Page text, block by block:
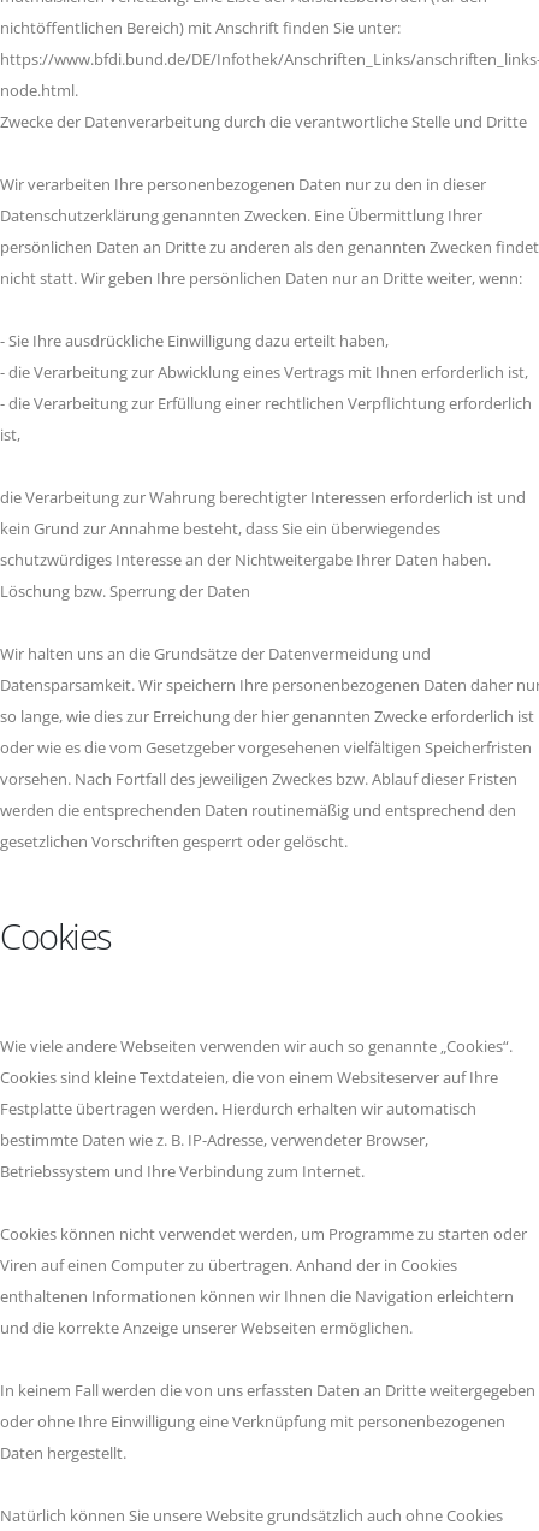
nichtöffentlichen Bereich) mit Anschrift finden Sie unter:
https://www.bfdi.bund.de/DE/Infothek/Anschriften_Links/
node.html.
Zwecke der Datenverarbeitung durch die verantwortliche Stelle und Dritte
Wir verarbeiten Ihre personenbezogenen Daten nur zu den in dieser
Datenschutzerklärung genannten Zwecken. Eine Übermittlung Ihrer
persönlichen Daten an Dritte zu anderen als den genannten Zwecken findet
nicht statt. Wir geben Ihre persönlichen Daten nur an Dritte weiter, wenn:
- Sie Ihre ausdrückliche Einwilligung dazu erteilt haben,
- die Verarbeitung zur Abwicklung eines Vertrags mit Ihnen erforderlich ist,
- die Verarbeitung zur Erfüllung einer rechtlichen Verpflichtung erforderlich
ist,
die Verarbeitung zur Wahrung berechtigter Interessen erforderlich ist und
kein Grund zur Annahme besteht, dass Sie ein überwiegendes
schutzwürdiges Interesse an der Nichtweitergabe Ihrer Daten haben.
Löschung bzw. Sperrung der Daten
Wir halten uns an die Grundsätze der Datenvermeidung und
Datensparsamkeit. Wir speichern Ihre personenbezogenen Daten daher
so lange, wie dies zur Erreichung der hier genannten Zwecke erforderlich ist
oder wie es die vom Gesetzgeber vorgesehenen vielfältigen Speicherfristen
vorsehen. Nach Fortfall des jeweiligen Zweckes bzw. Ablauf dieser Fristen
werden die entsprechenden Daten routinemäßig und entsprechend den
gesetzlichen Vorschriften gesperrt oder gelöscht.
Cookies
Wie viele andere Webseiten verwenden wir auch so genannte „Cookies“.
Cookies sind kleine Textdateien, die von einem Websiteserver auf Ihre
Festplatte übertragen werden. Hierdurch erhalten wir automatisch
bestimmte Daten wie z. B. IP-Adresse, verwendeter Browser,
Betriebssystem und Ihre Verbindung zum Internet.
Cookies können nicht verwendet werden, um Programme zu starten oder
Viren auf einen Computer zu übertragen. Anhand der in Cookies
enthaltenen Informationen können wir Ihnen die Navigation erleichtern
und die korrekte Anzeige unserer Webseiten ermöglichen.
In keinem Fall werden die von uns erfassten Daten an Dritte weitergegeben
oder ohne Ihre Einwilligung eine Verknüpfung mit personenbezogenen
Daten hergestellt.
Natürlich können Sie unsere Website grundsätzlich auch ohne Cookies